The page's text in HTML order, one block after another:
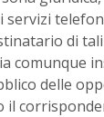
di
comunque
delle
il